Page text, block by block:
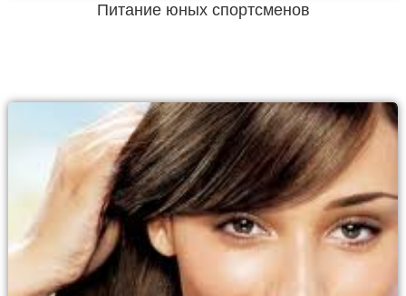
Питание юных спортсменов